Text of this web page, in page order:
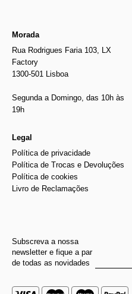
Morada
Rua Rodrigues Faria 103, LX
Factory
1300-501 Lisboa
Segunda a Domingo, das 10h às
19h
Legal
Política de privacidade
Política de Trocas e Devoluções
Política de cookies
Livro de Reclamações
Subscreva a nossa
newsletter e fique a par
de todas as novidades